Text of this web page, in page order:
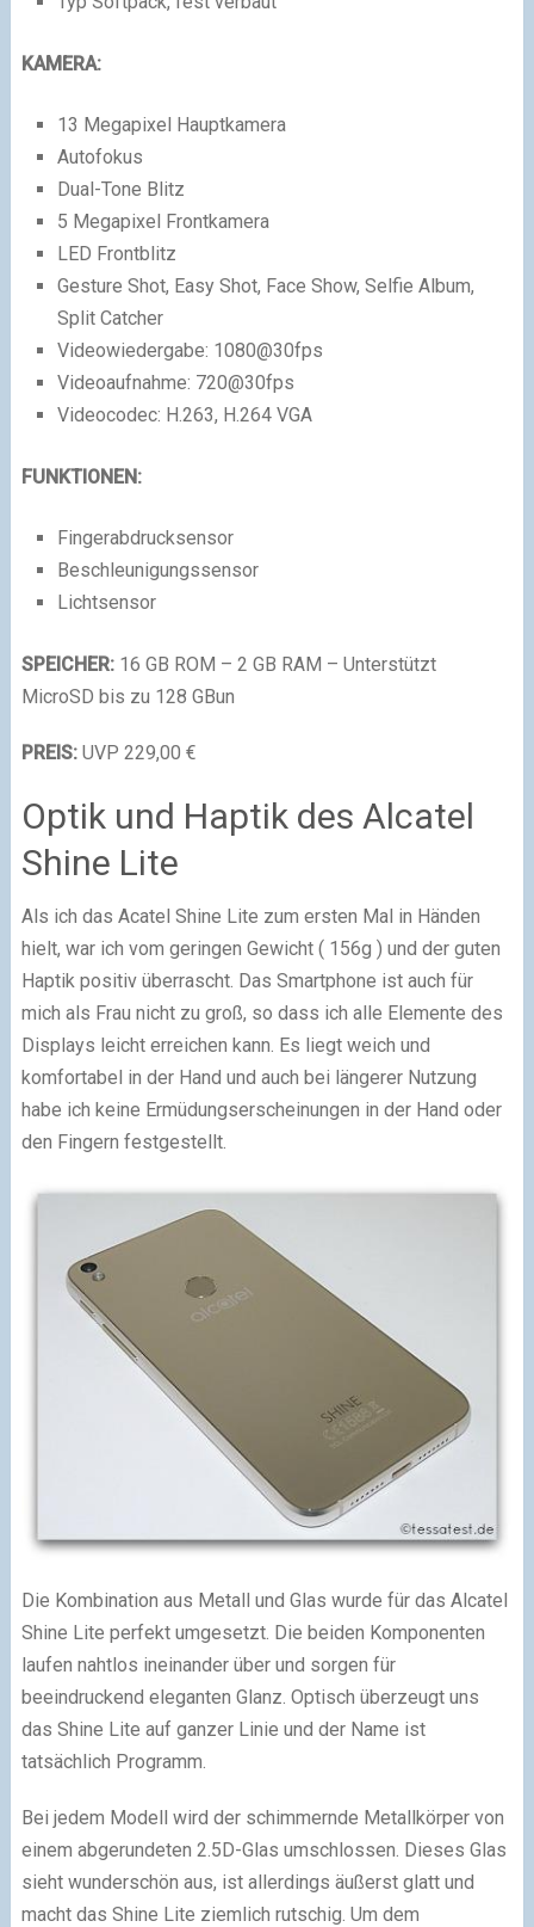
KAMERA:
13 Megapixel Hauptkamera
Autofokus
Dual-Tone Blitz
5 Megapixel Frontkamera
LED Frontblitz
Gesture Shot, Easy Shot, Face Show, Selfie Album,
Split Catcher
Videowiedergabe: 1080@30fps
Videoaufnahme: 720@30fps
Videocodec: H.263, H.264 VGA
FUNKTIONEN:
Fingerabdrucksensor
Beschleunigungssensor
Lichtsensor
SPEICHER: 16 GB ROM – 2 GB RAM – Unterstützt
MicroSD bis zu 128 GBun
PREIS:UVP 229,00 €
Optik und Haptik des Alcatel
Shine Lite
Als ich das Acatel Shine Lite zum ersten Mal in Händen
hielt, war ich vom geringen Gewicht ( 156g ) und der guten
Haptik positiv überrascht. Das Smartphone ist auch für
mich als Frau nicht zu groß, so dass ich alle Elemente des
Displays leicht erreichen kann. Es liegt weich und
komfortabel in der Hand und auch bei längerer Nutzung
habe ich keine Ermüdungserscheinungen in der Hand oder
den Fingern festgestellt.
Die Kombination aus Metall und Glas wurde für das Alcatel
Shine Lite perfekt umgesetzt. Die beiden Komponenten
laufen nahtlos ineinander über und sorgen für
beeindruckend eleganten Glanz. Optisch überzeugt uns
das Shine Lite auf ganzer Linie und der Name ist
tatsächlich Programm.
Bei jedem Modell wird der schimmernde Metallkörper von
einem abgerundeten 2.5D-Glas umschlossen. Dieses Glas
sieht wunderschön aus, ist allerdings äußerst glatt und
macht das Shine Lite ziemlich rutschig. Um dem